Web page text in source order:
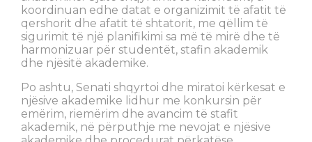
koordinuan edhe datat e organizimit të afatit të
qershorit dhe afatit të shtatorit, me qëllim të
sigurimit të një planifikimi sa më të mirë dhe të
harmonizuar për studentët, stafin akademik
dhe njësitë akademike.
Po ashtu, Senati shqyrtoi dhe miratoi kërkesat e
njësive akademike lidhur me konkursin për
emërim, riemërim dhe avancim të stafit
akademik, në përputhje me nevojat e njësive